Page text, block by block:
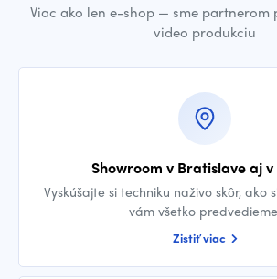
Viac ako len e-shop — sme partnerom
video produkciu
Showroom v Bratislave aj
Vyskúšajte si techniku naživo skôr, ako
vám všetko
Zistiť viac